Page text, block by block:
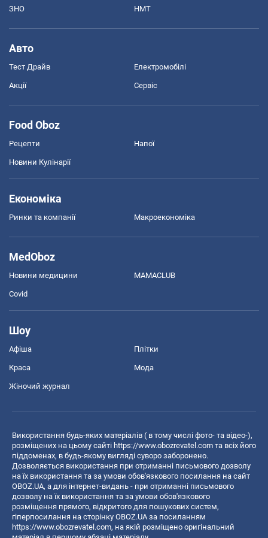
ЗНО НМТ
Авто
Тест Драйв Електромобілі
Акції Сервіс
Food Oboz
Рецепти Напої
Новини Кулінарії
Економіка
Ринки та компанії Макроекономіка
MedOboz
Новини медицини MAMACLUB
Covid
Шоу
Афіша Плітки
Краса Мода
Жіночий журнал
Використання будь-яких матеріалів ( в тому числі фото- та відео-),
розміщених на цьому сайті https://www.obozrevatel.com та всіх його
піддоменах, в будь-якому вигляді суворо заборонено.
Дозволяється використання при отриманні письмового дозволу
на їх використання та за умови обов'язкового посилання на сайт
OBOZ.UA, а для інтернет-видань - при отриманні письмового
дозволу на їх використання та за умови обов'язкового
розміщення прямого, відкритого для пошукових систем,
гіперпосилання на сторінку OBOZ.UA за посиланням
https://www.obozrevatel.com, на якій розміщено оригінальний